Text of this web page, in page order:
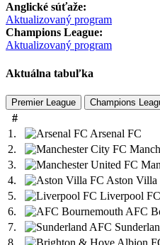
Anglické súťaže:
Aktualizovaný program
Champions League:
Aktualizovaný program
Aktuálna tabuľka
Premier League Champions
#
1.
Arsenal FC
2.
3.
4.
Aston Villa
5.
Liverpool FC
6.
AFC
7.
8.